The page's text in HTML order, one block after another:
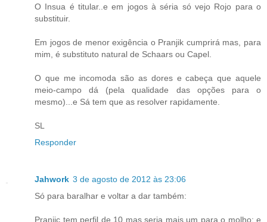
O Insua é titular..e em jogos à séria só vejo Rojo para o
substituir.
Em jogos de menor exigência o Pranjik cumprirá mas, para
mim, é substituto natural de Schaars ou Capel.
O que me incomoda são as dores e cabeça que aquele
meio-campo dá (pela qualidade das opções para o
mesmo)...e Sá tem que as resolver rapidamente.
SL
Responder
Jahwork 3 de agosto de 2012 às 23:06
Só para baralhar e voltar a dar também:
Pranjic tem perfil de 10 mas seria mais um para o molho; e